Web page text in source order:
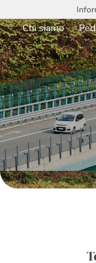
Chi siamo